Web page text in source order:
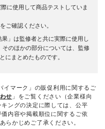
に使用して商品テストしていま
をご確認ください。
」は監修者と共に実際に使用し
のほかの部分については、監修
にまとめたものです。
マーク」の販促利用に関するご
せ 」をご覧ください（企業様向
ングの決定に際しては、公平
内容や掲載順位に関するご依
らかじめご了承ください。